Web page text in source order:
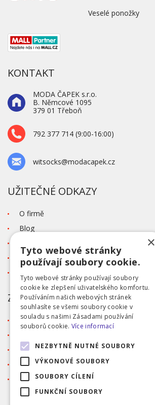
Veselé ponožky
KONTAKT
MODA ČAPEK s.r.o.
B. Němcové 1095
379 01 Třeboň
792 377 714 (9:00-16:00)
witsocks@modacapek.cz
UŽITEČNÉ ODKAZY
O firmě
Blog
Tabulka velikostí
ZÁKAZNICKÝ SERVIS
Obchodní podmínky
Reklamace
Přihlášení
Registrace
×
Tyto webové stránky
používají soubory cookie.
Tyto webové stránky používají soubory
cookie ke zlepšení uživatelského komfortu.
Používáním našich webových stránek
souhlasíte se všemi soubory cookie v
souladu s našimi Zásadami používání
souborů cookie. Více informací
NEZBYTNĚ NUTNÉ SOUBORY
VÝKONOVÉ SOUBORY
SOUBORY CÍLENÍ
FUNKČNÍ SOUBORY